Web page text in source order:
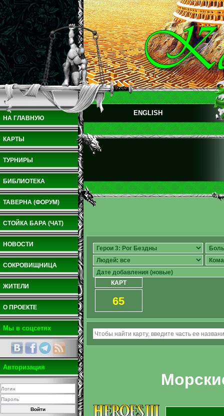
НА ГЛАВНУЮ
КАРТЫ
ТУРНИРЫ
БИБЛИОТЕКА
ТАВЕРНА (ФОРУМ)
СТОЙКА БАРА (ЧАТ)
НОВОСТИ
СОКРОВИЩНИЦА
ЖИТЕЛИ
О ПРОЕКТЕ
Мы в соцсетях
Авторизация
ENGLISH
КАРТ
65